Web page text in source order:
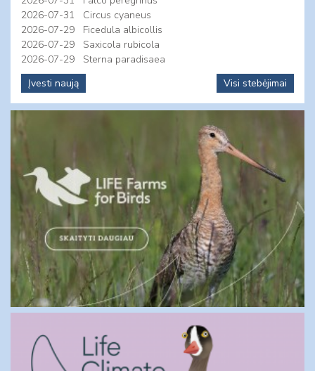
2026-07-31
Circus cyaneus
2026-07-29
Ficedula albicollis
2026-07-29
Saxicola rubicola
2026-07-29
Sterna paradisaea
Įvesti naują
Visi stebėjimai